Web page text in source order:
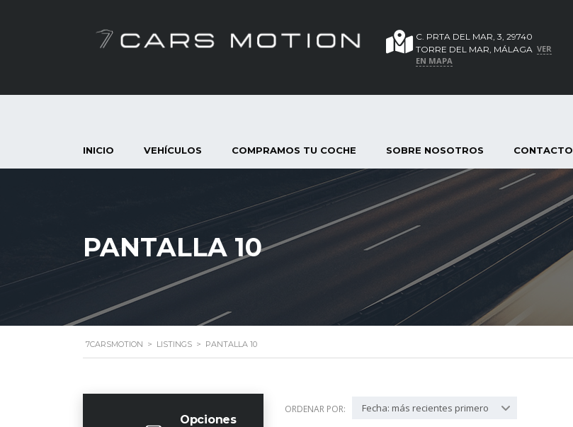
C. PRTA DEL MAR, 3, 29740
TORRE DEL MAR, MÁLAGA VER
EN MAPA
INICIO VEHÍCULOS COMPRAMOS TU COCHE SOBRE NOSOTROS CONTACTO
PANTALLA 10
7CARSMOTION > LISTINGS > PANTALLA 10
Opciones
ORDENAR POR: Fecha: más recientes primero